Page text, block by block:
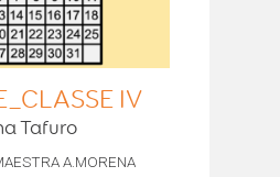
IV
Tafuro
A.MORENA